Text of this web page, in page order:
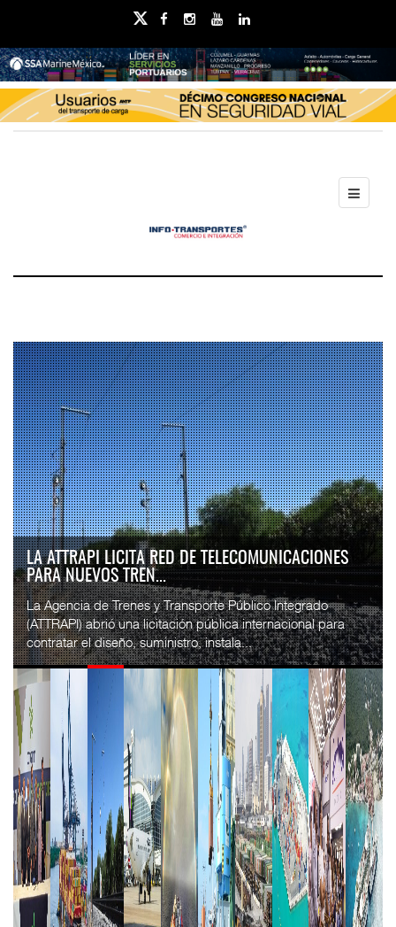
IT-ANÁLISIS: VOLARIS ABRIRÁ RUTA ENTRE
WASHINGTON DULLES Y G...
⮕ IA y automatización redefinen operación aeroportuaria
⮕ Bombardier exhibe Challenger 3500 en LABACE 2026
Volaris anunció una nueva ru...